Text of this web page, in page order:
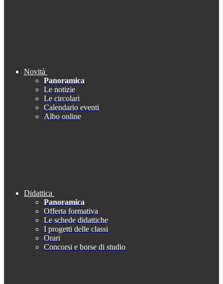
Novità
Panoramica
Le notizie
Le circolari
Calendario eventi
Albo online
Didattica
Panoramica
Offerta formativa
Le schede didattiche
I progetti delle classi
Orari
Concorsi e borse di studio